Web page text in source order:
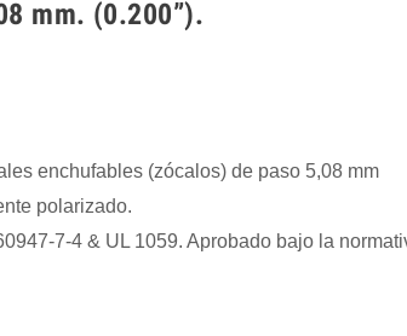
mm. (0.200”).
enchufables (zócalos) de paso 5,08 mm
polarizado.
7-4 & UL 1059. Aprobado bajo la